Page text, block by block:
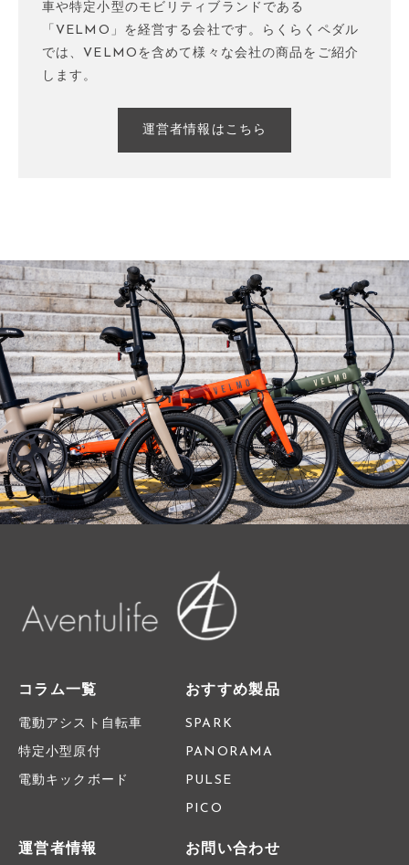
車や特定小型のモビリティブランドである
「VELMO」を経営する会社です。らくらくペダル
では、VELMOを含めて様々な会社の商品をご紹介
します。
運営者情報はこちら
コラム一覧
電動アシスト自転車
特定小型原付
電動キックボード
おすすめ製品
SPARK
PANORAMA
PULSE
PICO
運営者情報 お問い合わせ